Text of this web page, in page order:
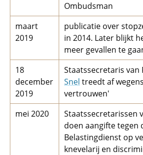
Ombudsman
maart
2019
publicatie over
in 2014. Later blijkt
meer gevallen te
18
december
2019
Staatssecretaris van
Snel treedt af
vertrouwen'
mei 2020
Staatssecretarissen
doen aangifte tegen
Belastingdienst op
knevelarij en